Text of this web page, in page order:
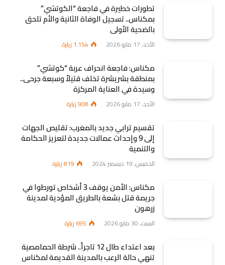
تطورات خطيرة في فاجعة “الكوتشي”
بمكناس.. تسجيل الوفاة الثانية والأم تلحق
بالضحية الأولى
الأحد، 17 مايو 2026 1٬154 زيارة
مكناس: فاجعة انحراف عربة “كوتشي”
بمنطقة بشريشرة تخلف قتيلاً وسبعة جرحى..
وسيدة في العناية المركزة
الأحد، 17 مايو 2026 908زيارة
تقسيم ترابي جديد بالمغرب: تقليص الجهات
إلى 9 وإحداث عمالات جديدة لتعزيز الحكامة
والتنمية
الخميس، 19 ديسمبر 2024 819زيارة
مكناس: الأمن يوقف 3 أشخاص تورطوا في
جريمة قتل بشعة بالطريق المؤدية لمدينة
زرهون
السبت، 30 مايو 2026 695 زيارة
بعد اعتداء طال 12 تاجراً.. شرطة الحمامصية
تنهي حالة الرعب بالمدينة القديمة لمكناس